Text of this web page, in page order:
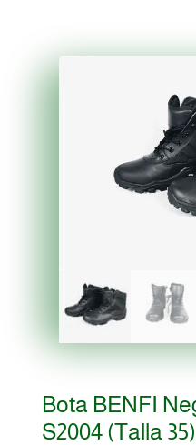
Bota BENFI
S2004 (Talla 35)